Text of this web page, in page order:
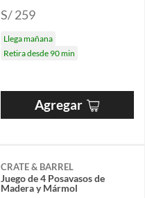
S/ 259
Llega mañana
Retira desde 90 min
Agregar
CRATE & BARREL
Juego de 4 Posavasos de
Madera y Mármol